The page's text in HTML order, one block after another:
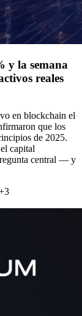
y la semana
reales
en blockchain el
que los
de 2025.
capital
central — y